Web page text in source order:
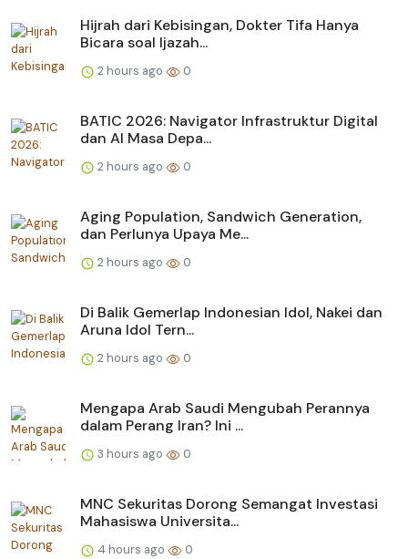
Hijrah dari Kebisingan, Dokter Tifa Hanya
Bicara soal Ijazah...
2 hours ago 0
BATIC 2026: Navigator Infrastruktur Digital
dan AI Masa Depa...
2 hours ago 0
Aging Population, Sandwich Generation,
dan Perlunya Upaya Me...
2 hours ago 0
Di Balik Gemerlap Indonesian Idol, Nakei dan
Aruna Idol Tern...
2 hours ago 0
Mengapa Arab Saudi Mengubah Perannya
dalam Perang Iran? Ini ...
3 hours ago 0
MNC Sekuritas Dorong Semangat Investasi
Mahasiswa Universita...
4 hours ago 0